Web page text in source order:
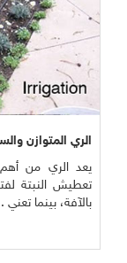
الري المتوازن
يعد الري من أهم
تعطيش النبتة
بالآفة، بينما تعني